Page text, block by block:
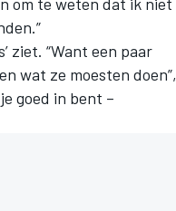
ziet. “Want een paar
wat ze moesten doen”,
goed in bent –